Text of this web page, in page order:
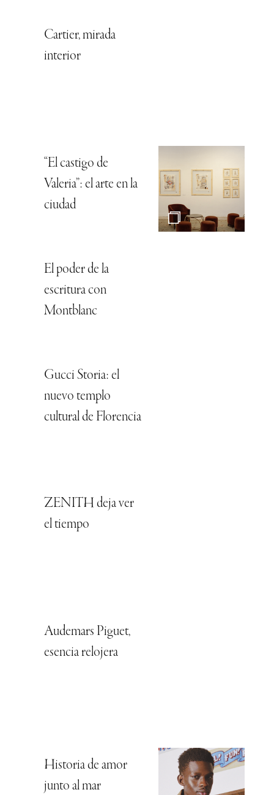
Cartier, mirada
interior
“El castigo de
Valeria”: el arte en la
ciudad
El poder de la
escritura con
Montblanc
Gucci Storia: el
nuevo templo
cultural de Florencia
ZENITH deja ver
el tiempo
Audemars Piguet,
esencia relojera
Historia de amor
junto al mar